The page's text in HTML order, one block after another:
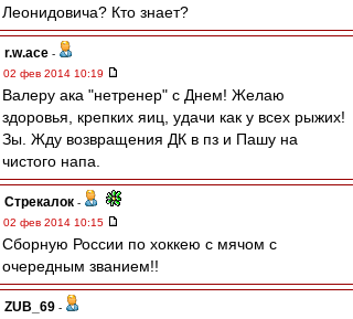
Леонидовича? Кто знает?
r.w.ace -
02 фев 2014 10:19
Валеру ака "нетренер" с Днем! Желаю
здоровья, крепких яиц, удачи как у всех рыжих!
Зы. Жду возвращения ДК в пз и Пашу на
чистого напа.
Стрекалок -
02 фев 2014 10:15
Сборную России по хоккею с мячом с
очередным званием!!
ZUB_69 -